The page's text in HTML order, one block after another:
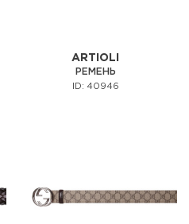
ARTIOLI
РЕМЕНЬ
ID: 40946